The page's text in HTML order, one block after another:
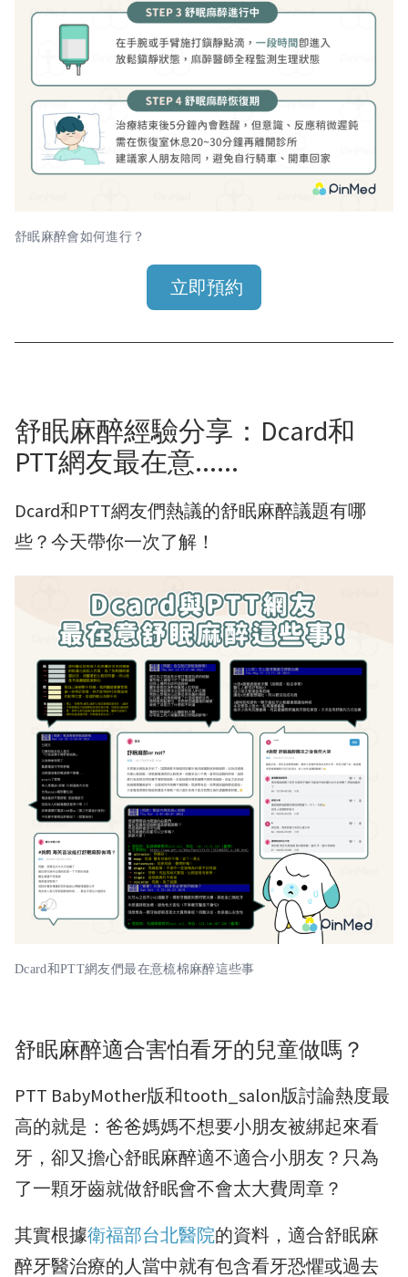
舒眠麻醉會如何進行？
立即預約
舒眠麻醉經驗分享：Dcard和
PTT網友最在意......
Dcard和PTT網友們熱議的舒眠麻醉議題有哪
些？今天帶你一次了解！
Dcard和PTT網友們最在意梳棉麻醉這些事
舒眠麻醉適合害怕看牙的兒童做嗎？
PTT BabyMother版和tooth_salon版討論熱度最
高的就是：爸爸媽媽不想要小朋友被綁起來看
牙，卻又擔心舒眠麻醉適不適合小朋友？只為
了一顆牙齒就做舒眠會不會太大費周章？
其實根據衛福部台北醫院的資料，適合舒眠麻
醉牙醫治療的人當中就有包含看牙恐懼或過去